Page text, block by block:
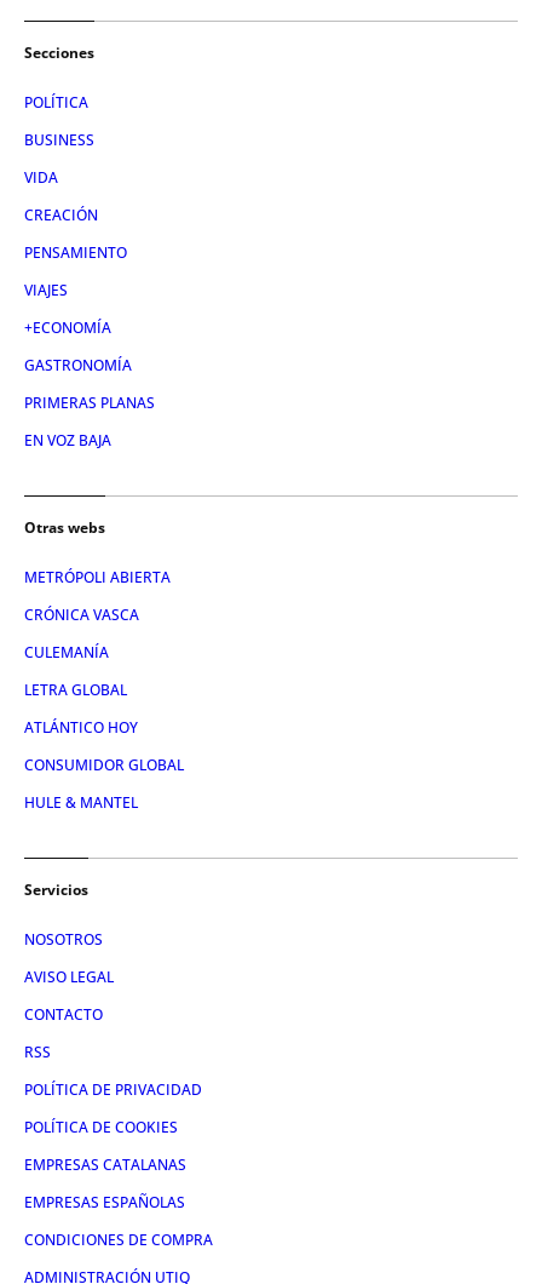
Secciones
POLÍTICA
BUSINESS
VIDA
CREACIÓN
PENSAMIENTO
VIAJES
+ECONOMÍA
GASTRONOMÍA
PRIMERAS PLANAS
EN VOZ BAJA
Otras webs
METRÓPOLI ABIERTA
CRÓNICA VASCA
CULEMANÍA
LETRA GLOBAL
ATLÁNTICO HOY
CONSUMIDOR GLOBAL
HULE & MANTEL
Servicios
NOSOTROS
AVISO LEGAL
CONTACTO
RSS
POLÍTICA DE PRIVACIDAD
POLÍTICA DE COOKIES
EMPRESAS CATALANAS
EMPRESAS ESPAÑOLAS
CONDICIONES DE COMPRA
ADMINISTRACIÓN UTIQ